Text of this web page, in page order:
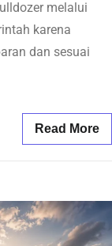
melalui
karena
dan sesuai
Read More